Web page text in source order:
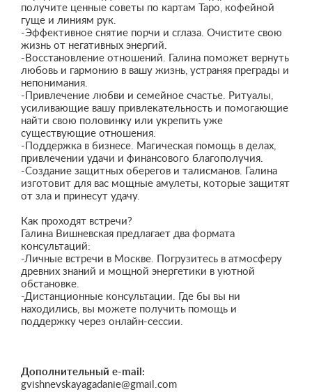
получите ценные советы по картам Таро, кофейной
гуще и линиям рук.
-Эффективное снятие порчи и сглаза. Очистите свою
жизнь от негативных энергий.
-Восстановление отношений. Галина поможет вернуть
любовь и гармонию в вашу жизнь, устраняя преграды и
непонимания.
-Привлечение любви и семейное счастье. Ритуалы,
усиливающие вашу привлекательность и помогающие
найти свою половинку или укрепить уже
существующие отношения.
-Поддержка в бизнесе. Магическая помощь в делах,
привлечении удачи и финансового благополучия.
-Создание защитных оберегов и талисманов. Галина
изготовит для вас мощные амулеты, которые защитят
от зла и принесут удачу.
Как проходят встречи?
Галина Вишневская предлагает два формата
консультаций:
-Личные встречи в Москве. Погрузитесь в атмосферу
древних знаний и мощной энергетики в уютной
обстановке.
-Дистанционные консультации. Где бы вы ни
находились, вы можете получить помощь и
поддержку через онлайн-сессии.
Дополнительный e-mail:
gvishnevskayagadanie@gmail.com